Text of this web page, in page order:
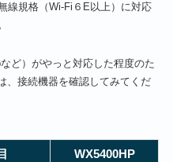
線規格（Wi-Fi６E以上）に対応
ど）がやっと対応した程度のた
、接続機器を確認してみてくだ
WX5400HP